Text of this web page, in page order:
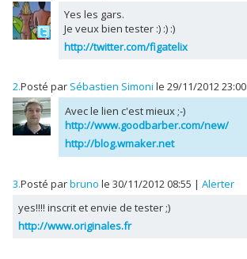
Yes les gars.
Je veux bien tester :) :) :)
http://twitter.com/figatelix
2.Posté par Sébastien Simoni le 29/11/2012 23:00
Avec le lien c'est mieux ;-)
http://www.goodbarber.com/new/
http://blog.wmaker.net
3.Posté parbruno le 30/11/2012 08:55 | Alerter
yes!!!! inscrit et envie de tester ;)
http://www.originales.fr